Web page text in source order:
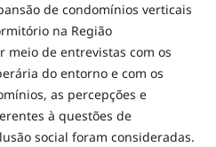
de condomínios verticais
na Região
meio de entrevistas com os
do entorno e com os
as percepções e
à questões de
social foram consideradas.